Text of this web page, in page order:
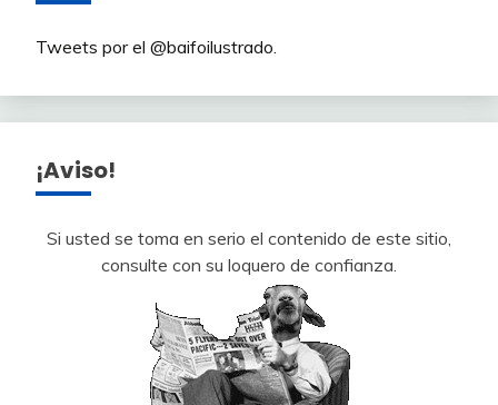
Tweets por el @baifoilustrado.
¡Aviso!
Si usted se toma en serio el contenido de este sitio,
consulte con su loquero de confianza.